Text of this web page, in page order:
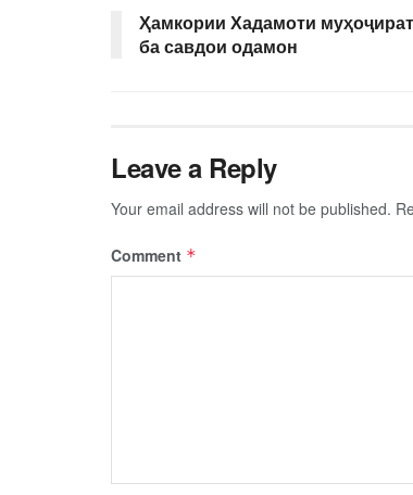
Ҳамкории Хадамоти
ба савдои одамон
Leave a Reply
Your email address will not be published.
Comment *